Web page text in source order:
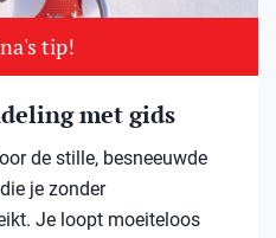
tip!
met gids
de stille, besneeuwde
je zonder
Je loopt moeiteloos